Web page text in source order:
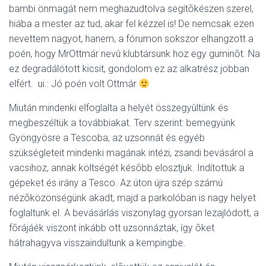
bambi önmagát nem meghazudtolva segítõkészen szerel,
hiába a mester az tud, akar fel kézzel is! De nemcsak ezen
nevettem nagyot, hanem, a fórumon sokszor elhangzott a
poén, hogy MrOttmár nevû klubtársunk hoz egy guminõt. Na
ez degradálótott kicsit, gondolom ez az alkatrész jobban
elfért. ui.: Jó poén volt Ottmár
Miután mindenki elfoglalta a helyét összegyûltünk és
megbeszéltük a továbbiakat. Terv szerint: bemegyünk
Gyöngyösre a Tescoba, az uzsonnát és egyéb
szükségleteit mindenki magának intézi, zsandi bevásárol a
vacsihoz, annak költségét késõbb elosztjuk. Indítottuk a
gépeket és irány a Tesco. Az úton újra szép számú
nézõközönségünk akadt, majd a parkolóban is nagy helyet
foglaltunk el. A bevásárlás viszonylag gyorsan lezajlódott, a
fõrájáék viszont inkább ott uzsonnáztak, így õket
hátrahagyva visszaindultunk a kempingbe.